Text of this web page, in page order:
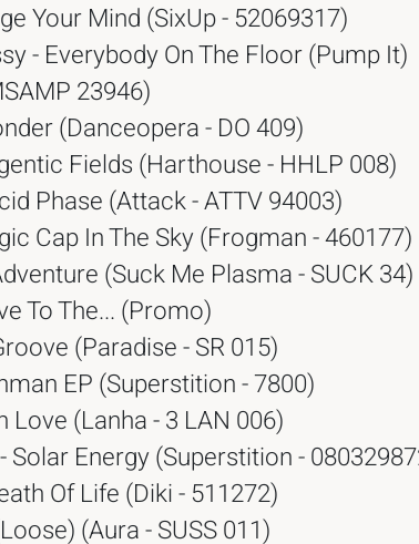
Your Mind (SixUp - 52069317)
- Everybody On The Floor (Pump It)
23946)
(Danceopera - DO 409)
Fields (Harthouse - HHLP 008)
Phase (Attack - ATTV 94003)
Cap In The Sky (Frogman - 460177)
(Suck Me Plasma - SUCK 34)
To The... (Promo)
(Paradise - SR 015)
EP (Superstition - 7800)
Love (Lanha - 3 LAN 006)
Solar Energy (Superstition -
Of Life (Diki - 511272)
(Aura - SUSS 011)